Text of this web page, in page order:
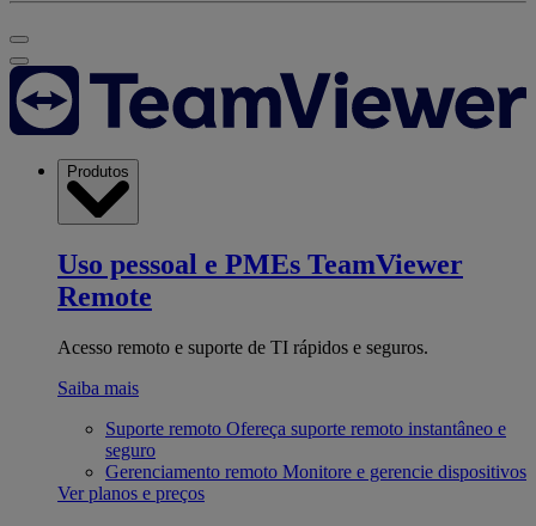
Produtos
Uso pessoal e PMEs TeamViewer
Remote
Acesso remoto e suporte de TI rápidos e seguros.
Saiba mais
Suporte remoto Ofereça suporte remoto instantâneo e
seguro
Gerenciamento remoto Monitore e gerencie dispositivos
Ver planos e preços